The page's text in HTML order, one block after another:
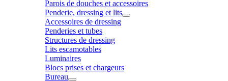
Parois de douches et accessoires
Penderie, dressing et lits
Accessoires de dressing
Penderies et tubes
Structures de dressing
Lits escamotables
Luminaires
Blocs prises et chargeurs
Bureau